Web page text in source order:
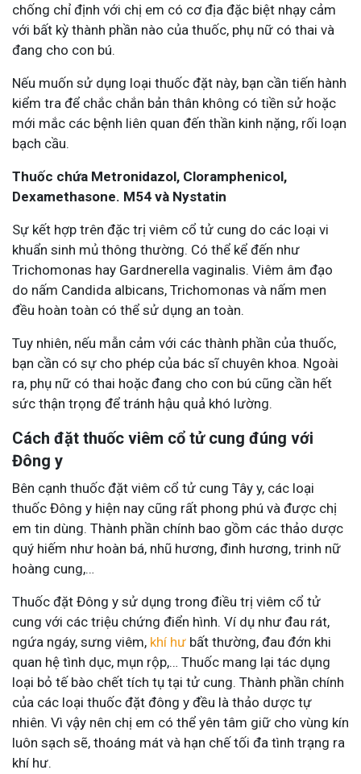
chống chỉ định với chị em có cơ địa đặc biệt nhạy cảm
với bất kỳ thành phần nào của thuốc, phụ nữ có thai và
đang cho con bú.
Nếu muốn sử dụng loại thuốc đặt này, bạn cần tiến hành
kiểm tra để chắc chắn bản thân không có tiền sử hoặc
mới mắc các bệnh liên quan đến thần kinh nặng, rối loạn
bạch cầu.
Thuốc chứa Metronidazol, Cloramphenicol,
Dexamethasone. M54 và Nystatin
Sự kết hợp trên đặc trị viêm cổ tử cung do các loại vi
khuẩn sinh mủ thông thường. Có thể kể đến như
Trichomonas hay Gardnerella vaginalis. Viêm âm đạo
do nấm Candida albicans, Trichomonas và nấm men
đều hoàn toàn có thể sử dụng an toàn.
Tuy nhiên, nếu mẫn cảm với các thành phần của thuốc,
bạn cần có sự cho phép của bác sĩ chuyên khoa. Ngoài
ra, phụ nữ có thai hoặc đang cho con bú cũng cần hết
sức thận trọng để tránh hậu quả khó lường.
Cách đặt thuốc viêm cổ tử cung đúng với
Đông y
Bên cạnh thuốc đặt viêm cổ tử cung Tây y, các loại
thuốc Đông y hiện nay cũng rất phong phú và được chị
em tin dùng. Thành phần chính bao gồm các thảo dược
quý hiếm như hoàn bá, nhũ hương, đinh hương, trinh nữ
hoàng cung,…
Thuốc đặt Đông y sử dụng trong điều trị viêm cổ tử
cung với các triệu chứng điển hình. Ví dụ như đau rát,
ngứa ngáy, sưng viêm, khí hư bất thường, đau đớn khi
quan hệ tình dục, mụn rộp,… Thuốc mang lại tác dụng
loại bỏ tế bào chết tích tụ tại tử cung. Thành phần chính
của các loại thuốc đặt đông y đều là thảo dược tự
nhiên. Vì vậy nên chị em có thể yên tâm giữ cho vùng kín
luôn sạch sẽ, thoáng mát và hạn chế tối đa tình trạng ra
khí hư.